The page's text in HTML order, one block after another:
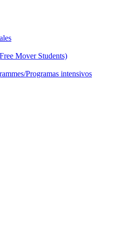
Mover Students)
Programas intensivos